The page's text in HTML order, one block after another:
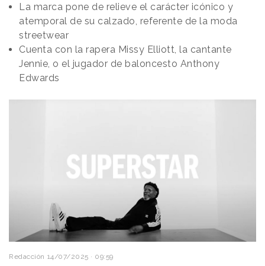
La marca pone de relieve el carácter icónico y
atemporal de su calzado, referente de la moda
streetwear
Cuenta con la rapera Missy Elliott, la cantante
Jennie, o el jugador de baloncesto Anthony
Edwards
Redacción 14/07/2025 · 09:59